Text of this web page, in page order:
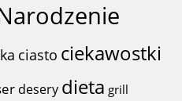
ciasto ciekawostki
desery dieta grill